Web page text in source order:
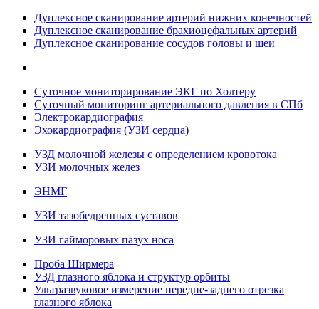
Дуплексное сканирование артерий нижних конечностей
Дуплексное сканирование брахиоцефальных артерий
Дуплексное сканирование сосудов головы и шеи
Суточное мониторирование ЭКГ по Холтеру
Суточный мониторинг артериального давления в СПб
Электрокардиография
Эхокардиография (УЗИ сердца)
УЗД молочной железы с определением кровотока
УЗИ молочных желез
ЭНМГ
УЗИ тазобедренных суставов
УЗИ гайморовых пазух носа
Проба Ширмера
УЗД глазного яблока и структур орбиты
Ультразвуковое измерение передне-заднего отрезка
глазного яблока